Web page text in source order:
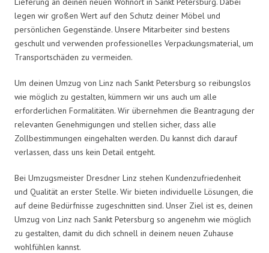
legen wir großen Wert auf den Schutz deiner Möbel und
persönlichen Gegenstände. Unsere Mitarbeiter sind bestens
geschult und verwenden professionelles Verpackungsmaterial, um
Transportschäden zu vermeiden.
Um deinen Umzug von Linz nach Sankt Petersburg so reibungslos
wie möglich zu gestalten, kümmern wir uns auch um alle
erforderlichen Formalitäten. Wir übernehmen die Beantragung der
relevanten Genehmigungen und stellen sicher, dass alle
Zollbestimmungen eingehalten werden. Du kannst dich darauf
verlassen, dass uns kein Detail entgeht.
Bei Umzugsmeister Dresdner Linz stehen Kundenzufriedenheit
und Qualität an erster Stelle. Wir bieten individuelle Lösungen, die
auf deine Bedürfnisse zugeschnitten sind. Unser Ziel ist es, deinen
Umzug von Linz nach Sankt Petersburg so angenehm wie möglich
zu gestalten, damit du dich schnell in deinem neuen Zuhause
wohlfühlen kannst.